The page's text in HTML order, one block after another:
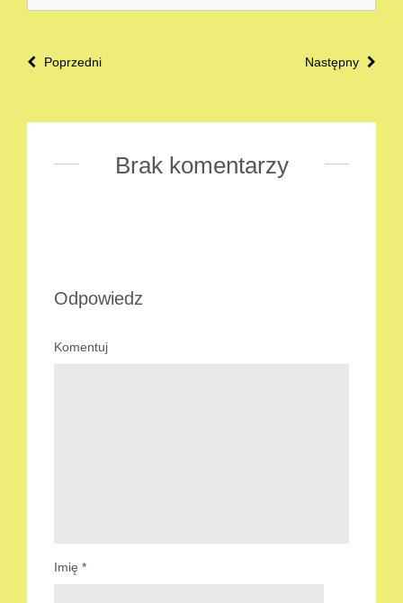
Następny
Poprzedni
Brak komentarzy
Odpowiedz
Komentuj
Imię *